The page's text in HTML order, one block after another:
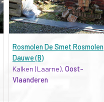
Rosmolen De Smet Rosmolen
Dauwe (B)
Kalken (Laarne), Oost-
Vlaanderen